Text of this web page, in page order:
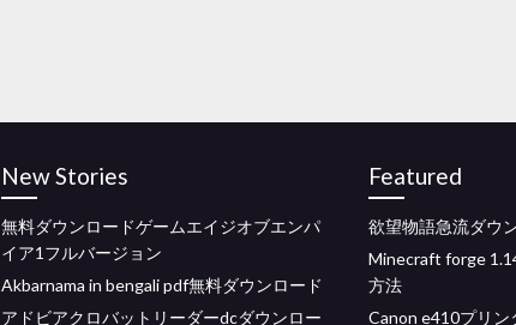
New Stories
無料ダウンロードゲームエイジオブエンパ
イア1フルバージョン
Akbarnama in bengali pdf無料ダウンロード
アドビアクロバットリーダーdcダウンロー
Featured
欲望物語急流ダウ
Minecraft forge
方法
Canon e410プリン